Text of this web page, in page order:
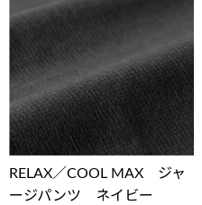
RELAX／COOL MAX ジャ
ージパンツ ネイビー